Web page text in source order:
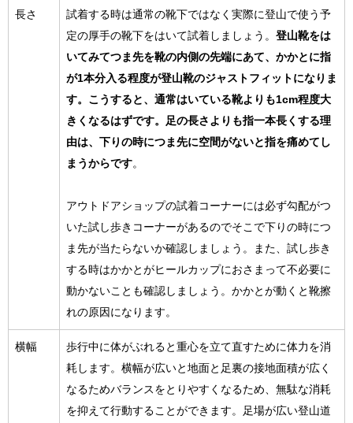
長さ
試着する時は通常の靴下ではなく実際に登山で使う予
定の厚手の靴下をはいて試着しましょう。 登山靴をは
いてみてつま先を靴の内側の先端にあて、かかとに指
が1本分入る程度が登山靴のジャストフィットになりま
す。こうすると、通常はいている靴よりも1cm程度大
きくなるはずです。足の長さよりも指一本長くする理
由は、下りの時につま先に空間がないと指を痛めてし
まうからです。
アウトドアショップの試着コーナーには必ず勾配がつ
いた試し歩きコーナーがあるのでそこで下りの時につ
ま先が当たらないか確認しましょう。また、試し歩き
する時はかかとがヒールカップにおさまって不必要に
動かないことも確認しましょう。かかとが動くと靴擦
れの原因になります。
横幅
歩行中に体がぶれると重心を立て直すために体力を消
耗します。横幅が広いと地面と足裏の接地面積が広く
なるためバランスをとりやすくなるため、無駄な消耗
を抑えて行動することができます。足場が広い登山道